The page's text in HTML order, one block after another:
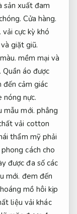
sản xuất đam
Cửa hàng.
vải cực kỳ khó
giặt giũ.
mềm mại và
Quần áo được
cảm giác
nóng nực.
mẫu mới. phẳng
vải cotton
thẩm mỹ phải
cách cho
được đa số các
mới. đem đến
mồ hôi kịp
liệu vải khác